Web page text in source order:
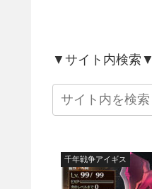
▼サイト内検索▼
千年戦争アイギス